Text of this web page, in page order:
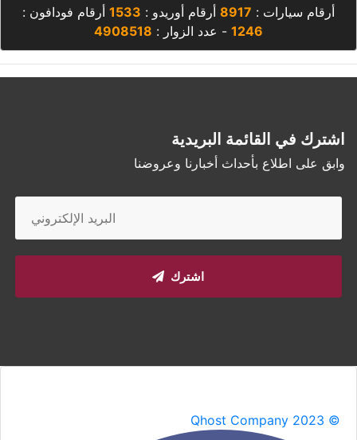
أرقام سيارات : 8917 أرقام أوريدو : 1533 أرقام فودافون :
1246 - عدد الزوار : 4908518
اشترك في القائمة البريدية
وابق على اطلاع بأحداث أخبارنا وعروضنا
اشترك
Qhost Company 2023 ©